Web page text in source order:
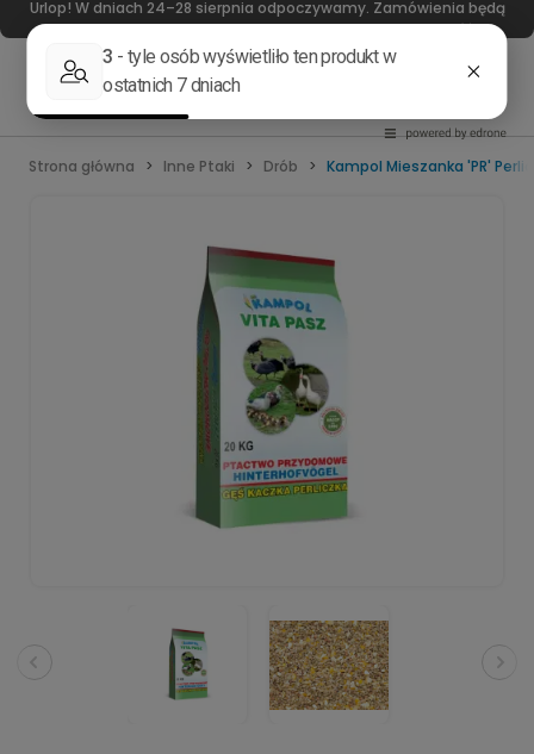
Urlop! W dniach 24–28 sierpnia odpoczywamy. Zamówienia będą
realizowane od 31 sierpnia. Dziękujemy za wyrozumiałość!
Strona główna Inne Ptaki Drób Kampol Mieszanka 'PR'